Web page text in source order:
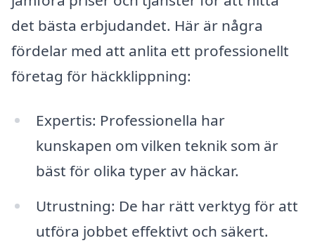
det bästa erbjudandet. Här är några
fördelar med att anlita ett professionellt
företag för häckklippning:
Expertis: Professionella har
kunskapen om vilken teknik som är
bäst för olika typer av häckar.
Utrustning: De har rätt verktyg för att
utföra jobbet effektivt och säkert.